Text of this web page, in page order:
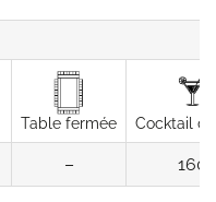
Table fermée Cocktail
– 160